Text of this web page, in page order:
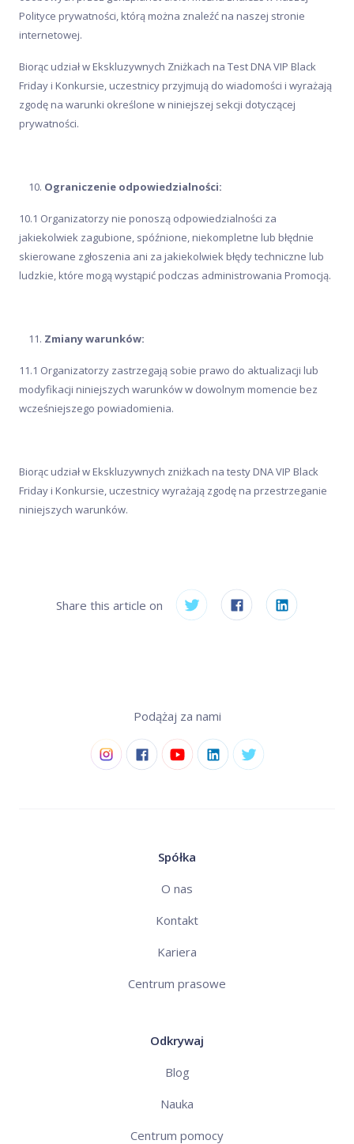
Polityce prywatności, którą można znaleźć na naszej stronie
internetowej.
Biorąc udział w Ekskluzywnych Zniżkach na Test DNA VIP Black
Friday i Konkursie, uczestnicy przyjmują do wiadomości i wyrażają
zgodę na warunki określone w niniejszej sekcji dotyczącej
prywatności.
Ograniczenie odpowiedzialności:
10.1 Organizatorzy nie ponoszą odpowiedzialności za
jakiekolwiek zagubione, spóźnione, niekompletne lub błędnie
skierowane zgłoszenia ani za jakiekolwiek błędy techniczne lub
ludzkie, które mogą wystąpić podczas administrowania Promocją.
Zmiany warunków:
11.1 Organizatorzy zastrzegają sobie prawo do aktualizacji lub
modyfikacji niniejszych warunków w dowolnym momencie bez
wcześniejszego powiadomienia.
Biorąc udział w Ekskluzywnych zniżkach na testy DNA VIP Black
Friday i Konkursie, uczestnicy wyrażają zgodę na przestrzeganie
niniejszych warunków.
Share this article on
Podążaj za nami
Spółka
O nas
Kontakt
Kariera
Centrum prasowe
Odkrywaj
Blog
Nauka
Centrum pomocy